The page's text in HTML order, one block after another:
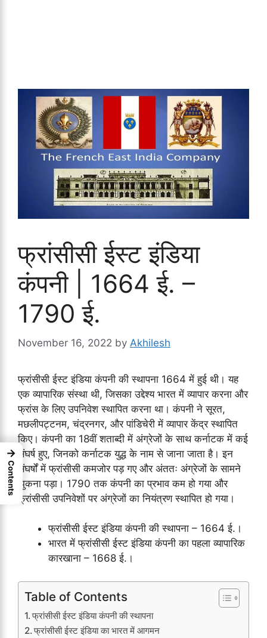
फ्रांसीसी ईस्ट इंडिया
कंपनी | 1664 ई. –
1790 ई.
November 16, 2022 by Akhilesh
फ्रांसीसी ईस्ट इंडिया कंपनी की स्थापना 1664 में हुई थी। यह
एक व्यापारिक संस्था थी, जिसका उद्देश्य भारत में व्यापार करना और
फ्रांस के लिए उपनिवेश स्थापित करना था। कंपनी ने सूरत,
मछलीपट्टनम, चंद्रनगर, और पांडिचेरी में व्यापार केंद्र स्थापित
किए। कंपनी का 18वीं शताब्दी में अंग्रेजों के साथ कर्नाटक में कई
संघर्ष हुए, जिनको कर्नाटक युद्ध के नाम से जाना जाता है। इन
संघर्षों में फ्रांसीसी कमजोर पड़ गए और अंततः अंग्रेजों के सामने
झुकना पड़ा। 1790 तक कंपनी का प्रभाव कम हो गया और
फ्रांसीसी उपनिवेशों पर अंग्रेजों का नियंत्रण स्थापित हो गया।
फ्रांसीसी ईस्ट इंडिया कंपनी की स्थापना – 1664 ई.।
भारत में फ्रांसीसी ईस्ट इंडिया कंपनी का पहला व्यापारिक
कारखाना – 1668 ई.।
Table of Contents
फ्रांसीसी ईस्ट इंडिया कंपनी की स्थापना
फ्रांसीसी ईस्ट इंडिया का भारत में आगमन
→
Contents